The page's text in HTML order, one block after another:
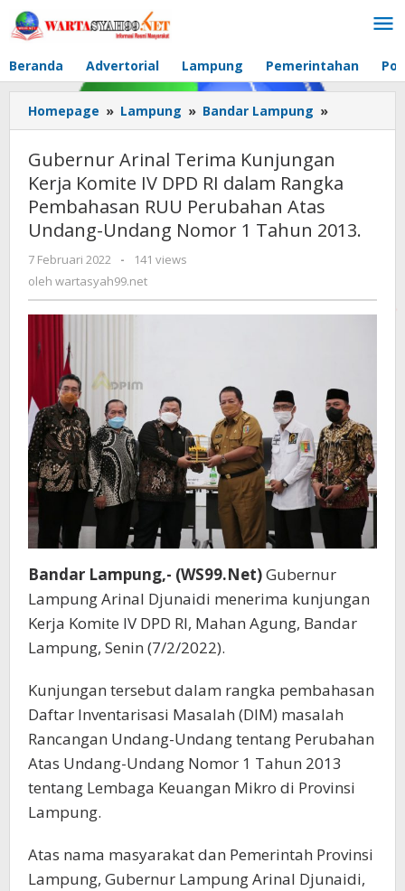
Lewati
ke
Beranda
Advertorial Lampung Pemerintahan
Homepage » Lampung » Bandar Lampung »
Arinal
Kunjungan
Kerja
IV
Rangka
Undang-
Undang
Nomor
1
Tahun
2013.
Gubernur Arinal Terima Kunjungan
Kerja Komite IV DPD RI dalam Rangka
Pembahasan RUU Perubahan Atas
Undang-Undang Nomor 1 Tahun 2013.
7 Februari 2022
oleh
wartasyah99.net
-
141 views
oleh wartasyah99.net
Bandar Lampung,- (WS99.Net)Gubernur
Lampung Arinal Djunaidi menerima kunjungan
Kerja Komite IV DPD RI, Mahan Agung, Bandar
Lampung, Senin (7/2/2022).
Kunjungan tersebut dalam rangka pembahasan
Daftar Inventarisasi Masalah (DIM) masalah
Rancangan Undang-Undang tentang Perubahan
Atas Undang-Undang Nomor 1 Tahun 2013
tentang Lembaga Keuangan Mikro di Provinsi
Lampung.
Atas nama masyarakat dan Pemerintah Provinsi
Lampung, Gubernur Lampung Arinal Djunaidi,